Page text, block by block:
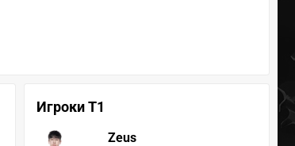
Игроки T1
Zeus